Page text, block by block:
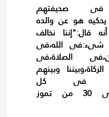
صحيفتهم
يحكيه هو عن والده
قال:"إننا نخالف
الله،فى
الصلاة،فى
وبينهم
فى كل
ذلك"صحيفة(الفضل)فى 30 من تموز